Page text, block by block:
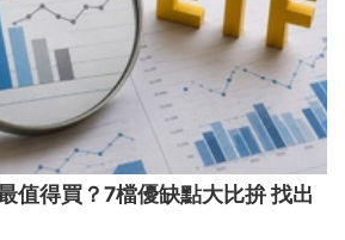
值得買？7檔優缺點大比拚 找出